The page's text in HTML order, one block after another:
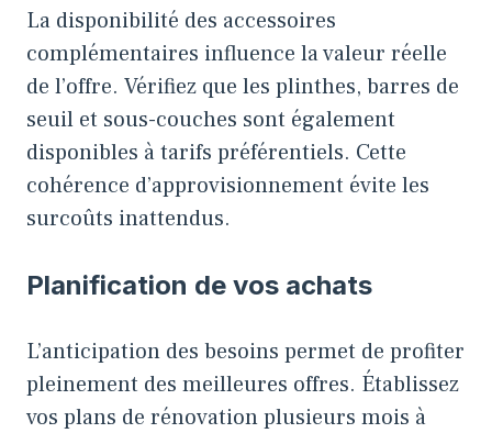
La disponibilité des accessoires
complémentaires influence la valeur réelle
de l’offre. Vérifiez que les plinthes, barres de
seuil et sous-couches sont également
disponibles à tarifs préférentiels. Cette
cohérence d’approvisionnement évite les
surcoûts inattendus.
Planification de vos achats
L’anticipation des besoins permet de profiter
pleinement des meilleures offres. Établissez
vos plans de rénovation plusieurs mois à